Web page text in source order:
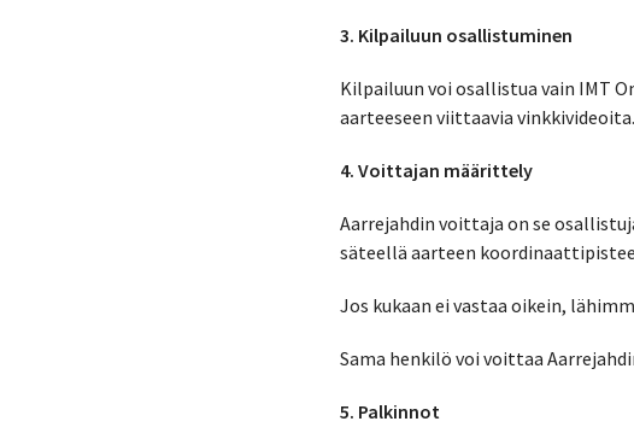
3. Kilpailuun osallistuminen
Kilpailuun voi osallistua vain IMT
aarteeseen viittaavia
4. Voittajan määrittely
Aarrejahdin voittaja on se
säteellä aarteen
Jos kukaan ei vastaa oikein,
Sama henkilö voi voittaa
5. Palkinnot